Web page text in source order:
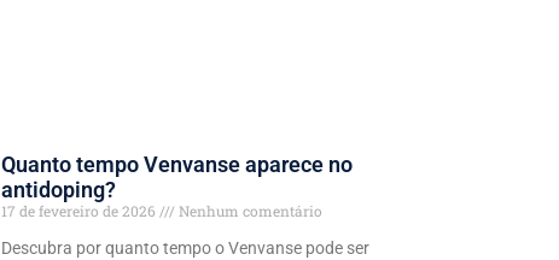
Quanto tempo Venvanse aparece no
antidoping?
17 de fevereiro de 2026
Nenhum comentário
Descubra por quanto tempo o Venvanse pode ser